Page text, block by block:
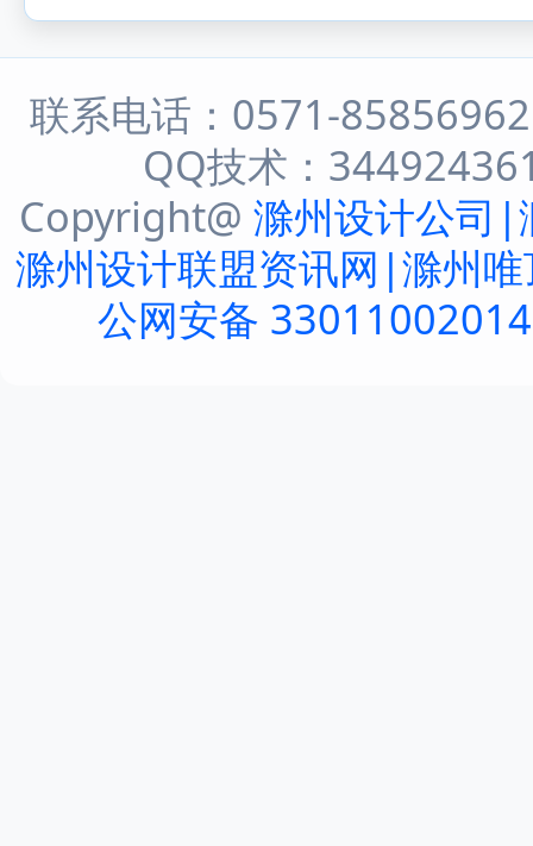
联系电话：0571-
QQ技术：
Copyright@ 滁州设计公司|
滁州设计联盟资讯网|滁州
公网安备